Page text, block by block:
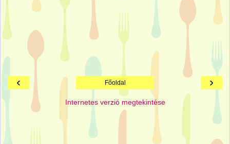
‹ ›
Főoldal
Internetes verzió megtekintése